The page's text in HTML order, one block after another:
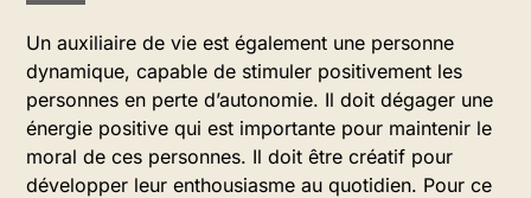
Un auxiliaire de vie est également une personne
dynamique, capable de stimuler positivement les
personnes en perte d’autonomie. Il doit dégager une
énergie positive qui est importante pour maintenir le
moral de ces personnes. Il doit être créatif pour
développer leur enthousiasme au quotidien. Pour ce